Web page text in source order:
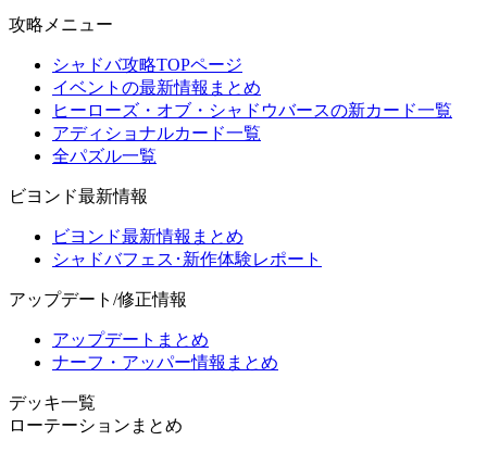
攻略メニュー
シャドバ攻略TOPページ
イベントの最新情報まとめ
ヒーローズ・オブ・シャドウバースの新カード一覧
アディショナルカード一覧
全パズル一覧
ビヨンド最新情報
ビヨンド最新情報まとめ
シャドバフェス･新作体験レポート
アップデート/修正情報
アップデートまとめ
ナーフ・アッパー情報まとめ
デッキ一覧
ローテーションまとめ